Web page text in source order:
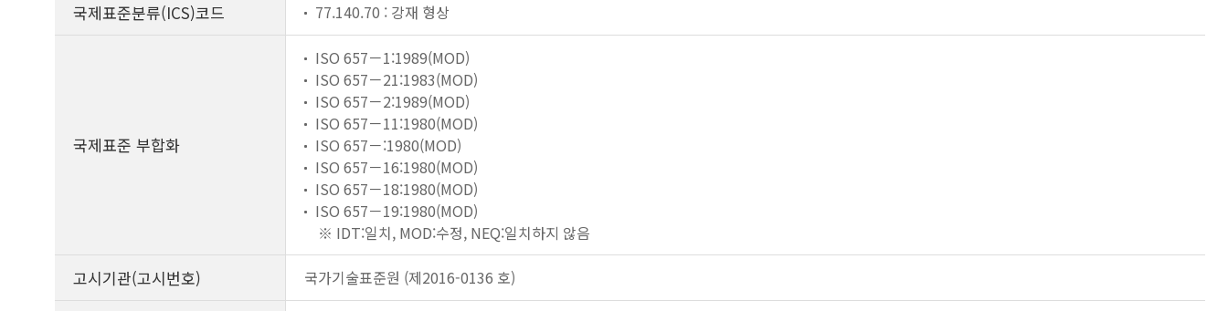
국제표준분류(ICS)코드 77.140.70 : 강재 형상
국제표준 부합화
ISO 657－1:1989(MOD)
ISO 657－21:1983(MOD)
ISO 657－2:1989(MOD)
ISO 657－11:1980(MOD)
ISO 657－:1980(MOD)
ISO 657－16:1980(MOD)
ISO 657－18:1980(MOD)
ISO 657－19:1980(MOD)
※ IDT:일치, MOD:수정, NEQ:일치하지 않음
고시기관(고시번호) 국가기술표준원 (제2016-0136 호)